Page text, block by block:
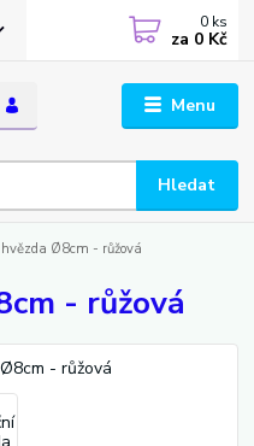
Menu
Hledat
0 ks
za 0 Kč
Ø8cm - růžová
- růžová